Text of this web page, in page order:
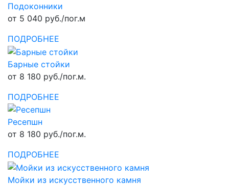
Подоконники
от 5 040 руб./пог.м
ПОДРОБНЕЕ
Барные стойки
от 8 180 руб./пог.м.
ПОДРОБНЕЕ
Ресепшн
от 8 180 руб./пог.м.
ПОДРОБНЕЕ
Мойки из искусственного камня